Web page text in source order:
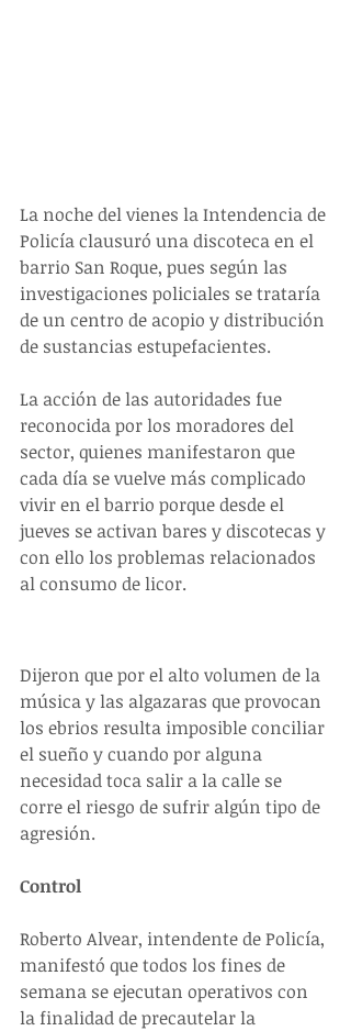
La noche del vienes la Intendencia de
Policía clausuró una discoteca en el
barrio San Roque, pues según las
investigaciones policiales se trataría
de un centro de acopio y distribución
de sustancias estupefacientes.
La acción de las autoridades fue
reconocida por los moradores del
sector, quienes manifestaron que
cada día se vuelve más complicado
vivir en el barrio porque desde el
jueves se activan bares y discotecas y
con ello los problemas relacionados
al consumo de licor.
Dijeron que por el alto volumen de la
música y las algazaras que provocan
los ebrios resulta imposible conciliar
el sueño y cuando por alguna
necesidad toca salir a la calle se
corre el riesgo de sufrir algún tipo de
agresión.
Control
Roberto Alvear, intendente de Policía,
manifestó que todos los fines de
semana se ejecutan operativos con
la finalidad de precautelar la